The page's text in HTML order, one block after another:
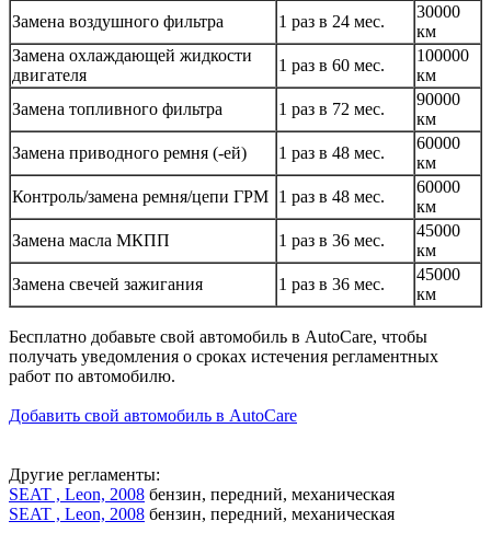
Замена воздушного фильтра
1 раз в 24 мес.
30000
км
Замена охлаждающей жидкости
двигателя
1 раз в 60 мес.
100000
км
Замена топливного фильтра
1 раз в 72 мес.
90000
км
Замена приводного ремня (-ей)
1 раз в 48 мес.
60000
км
Контроль/замена ремня/цепи ГРМ 1 раз в 48 мес.
60000
км
Замена масла МКПП
1 раз в 36 мес.
45000
км
Замена свечей зажигания
1 раз в 36 мес.
45000
км
Бесплатно добавьте свой автомобиль в AutoCare, чтобы
получать уведомления о сроках истечения регламентных
работ по автомобилю.
Добавить свой автомобиль в AutoCare
Другие регламенты:
SEAT , Leon, 2008 бензин, передний, механическая
SEAT , Leon, 2008 бензин, передний, механическая